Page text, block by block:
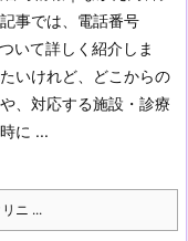
事では、電話番号
いて詳しく紹介しま
いけれど、どこからの
、対応する施設・診療
に ...
ニ ...